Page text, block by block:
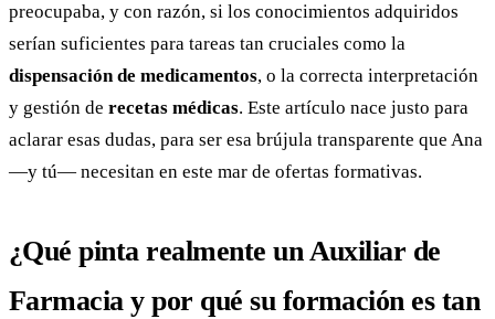
preocupaba, y con razón, si los conocimientos adquiridos
serían suficientes para tareas tan cruciales como la
dispensación de medicamentos, o la correcta interpretación
y gestión de recetas médicas. Este artículo nace justo para
aclarar esas dudas, para ser esa brújula transparente que Ana
—y tú— necesitan en este mar de ofertas formativas.
¿Qué pinta realmente un Auxiliar de
Farmacia y por qué su formación es tan